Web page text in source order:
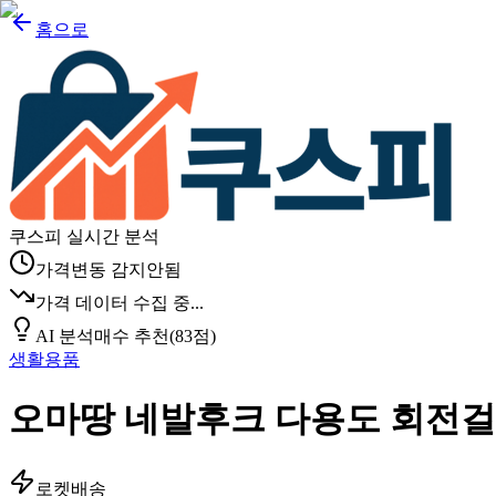
홈으로
쿠스피 실시간 분석
가격변동 감지안됨
가격 데이터 수집 중...
AI 분석매수 추천(83점)
생활용품
오마땅 네발후크 다용도 회전
로켓배송